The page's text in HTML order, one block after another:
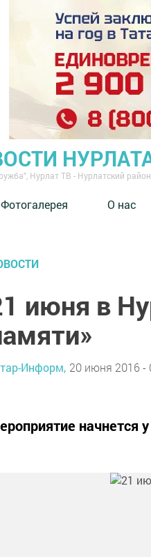
Нурлат ТВ - Нурлатский район
Фотогалерея О нас
июня в
Информ, 20 июня 2016 -
начнется